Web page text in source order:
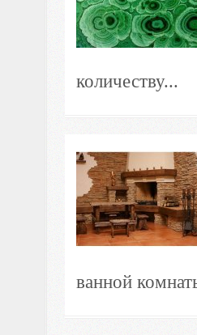
количеству...
ванной